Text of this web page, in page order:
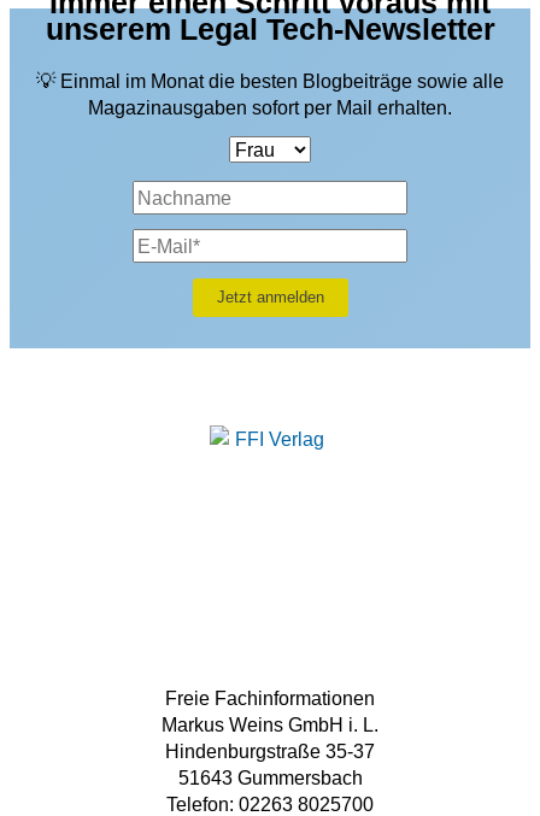
unserem Legal Tech-Newsletter
💡 Einmal im Monat die besten Blogbeiträge sowie alle
Magazinausgaben sofort per Mail erhalten.
Freie Fachinformationen
Markus Weins GmbH i. L.
Hindenburgstraße 35-37
51643 Gummersbach
Telefon: 02263 8025700